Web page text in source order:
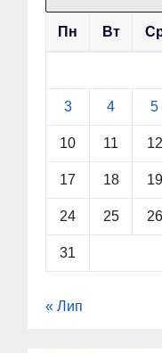
Пн Вт
3 4 5
10 11 12
17 18 19
24 25 26
31
« Лип